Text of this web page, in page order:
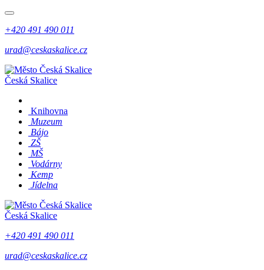
+420 491 490 011
urad@ceskaskalice.cz
Česká Skalice
Knihovna
Muzeum
Bájo
ZŠ
MŠ
Vodárny
Kemp
Jídelna
Česká Skalice
+420 491 490 011
urad@ceskaskalice.cz